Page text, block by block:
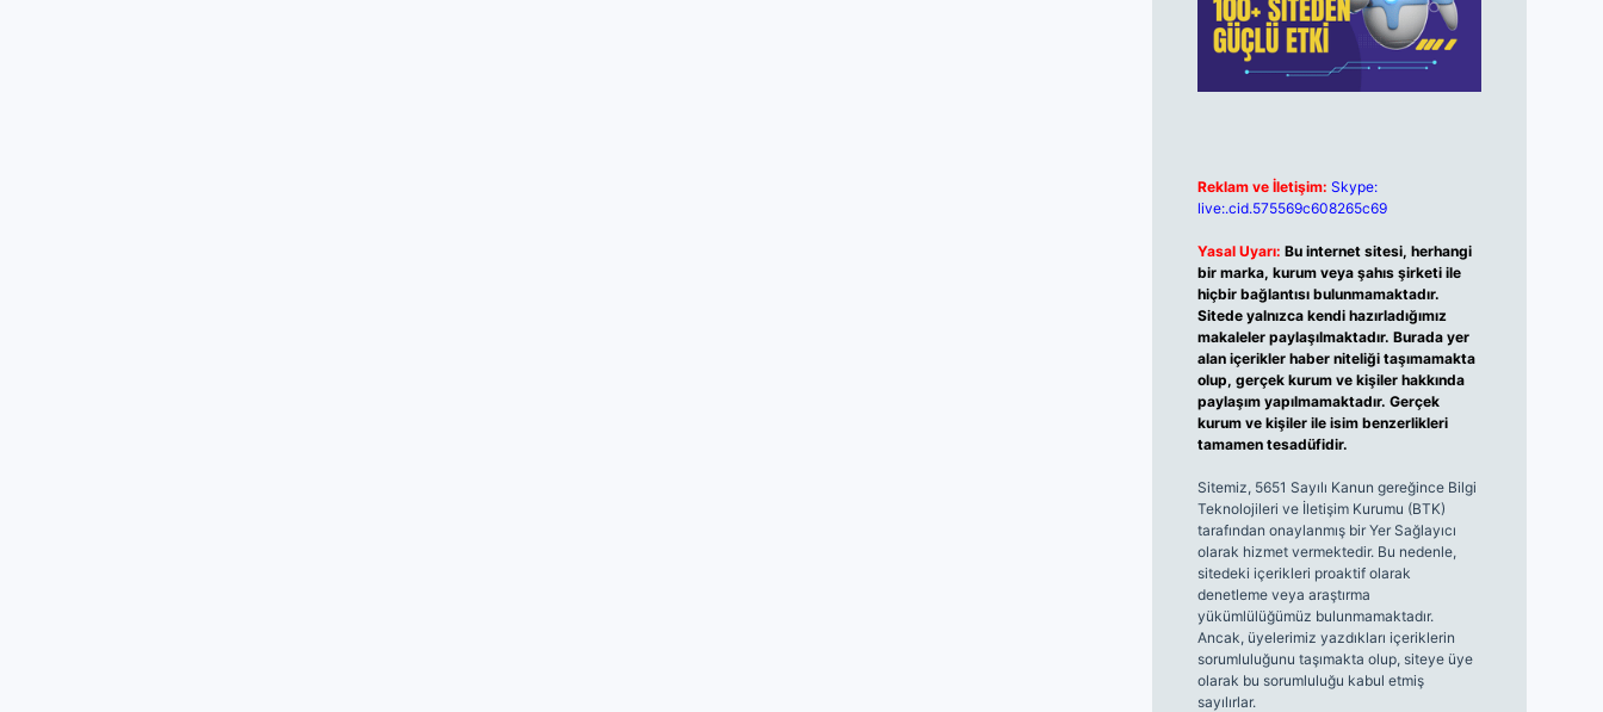
Reklam ve İletişim: Skype:
live:.cid.575569c608265c69
Yasal Uyarı: Bu internet sitesi, herhangi
bir marka, kurum veya şahıs şirketi ile
hiçbir bağlantısı bulunmamaktadır.
Sitede yalnızca kendi hazırladığımız
makaleler paylaşılmaktadır. Burada yer
alan içerikler haber niteliği taşımamakta
olup, gerçek kurum ve kişiler hakkında
paylaşım yapılmamaktadır. Gerçek
kurum ve kişiler ile isim benzerlikleri
tamamen tesadüfidir.
Sitemiz, 5651 Sayılı Kanun gereğince Bilgi
Teknolojileri ve İletişim Kurumu (BTK)
tarafından onaylanmış bir Yer Sağlayıcı
olarak hizmet vermektedir. Bu nedenle,
sitedeki içerikleri proaktif olarak
denetleme veya araştırma
yükümlülüğümüz bulunmamaktadır.
Ancak, üyelerimiz yazdıkları içeriklerin
sorumluluğunu taşımakta olup, siteye üye
olarak bu sorumluluğu kabul etmiş
sayılırlar.